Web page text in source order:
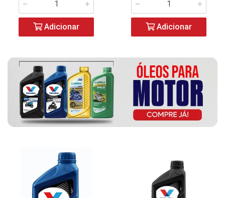
Adicionar Adicionar